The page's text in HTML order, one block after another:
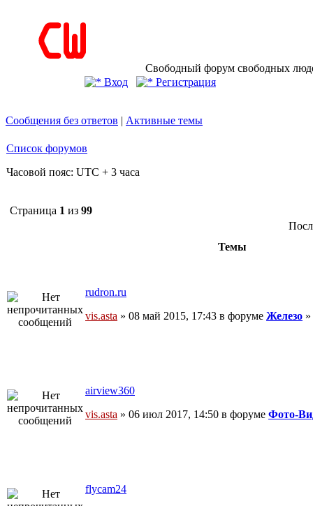
Свободный форум свободных
Вход
Регистрация
Сообщения без ответов | Активные темы
Список форумов
Часовой пояс: UTC + 3 часа
Страница 1 из 99
Темы
rudron.ru
vis.asta » 08 май 2015, 17:43 в форуме Железо »
airview360
vis.asta » 06 июл 2017, 14:50 в форуме Фото-
flycam24